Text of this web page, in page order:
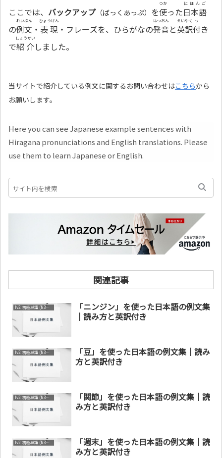
ここでは、 バックアップ（ばっくあっぷ） を使
つか
った日本語
にほんご
の例文
れいぶん
・ 表現
ひょうげん
・フレーズを、ひらがなの発音
はつおん
と英訳
えいやく
付
つ
き
で紹介
しょうかい
しました。
当サイトで紹介している例文に関するお問い合わせはこちらから
お願いします。
Here you can see Japanese example sentences with
Hiragana pronunciations and English translations. Please
use them to learn Japanese or English.
関連記事
lv2. 初級単語 (N3～N4)
「ニンジン」を使った日本語の例文集
｜読み方と英訳付き
lv2. 初級単語 (N3～N4)
「豆」を使った日本語の例文集｜読み
方と英訳付き
lv2. 初級単語 (N3～N4)
「関節」を使った日本語の例文集｜読
み方と英訳付き
lv2. 初級単語 (N3～N4)
「週末」を使った日本語の例文集｜読
み方と英訳付き